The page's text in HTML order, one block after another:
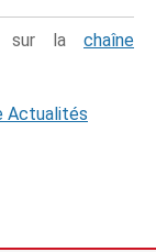
sur la chaîne
Actualités